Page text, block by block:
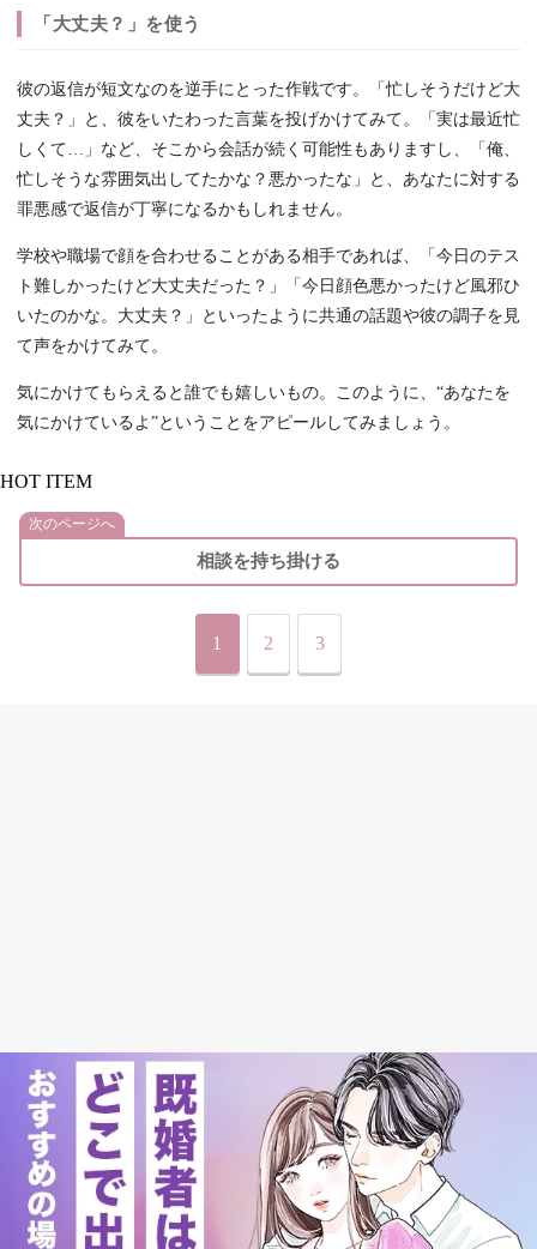
「大丈夫？」を使う
彼の返信が短文なのを逆手にとった作戦です。「忙しそうだけど大
丈夫？」と、彼をいたわった言葉を投げかけてみて。「実は最近忙
しくて…」など、そこから会話が続く可能性もありますし、「俺、
忙しそうな雰囲気出してたかな？悪かったな」と、あなたに対する
罪悪感で返信が丁寧になるかもしれません。
学校や職場で顔を合わせることがある相手であれば、「今日のテス
ト難しかったけど大丈夫だった？」「今日顔色悪かったけど風邪ひ
いたのかな。大丈夫？」といったように共通の話題や彼の調子を見
て声をかけてみて。
気にかけてもらえると誰でも嬉しいもの。このように、“あなたを
気にかけているよ”ということをアピールしてみましょう。
HOT ITEM
次のページへ
相談を持ち掛ける
1 2 3